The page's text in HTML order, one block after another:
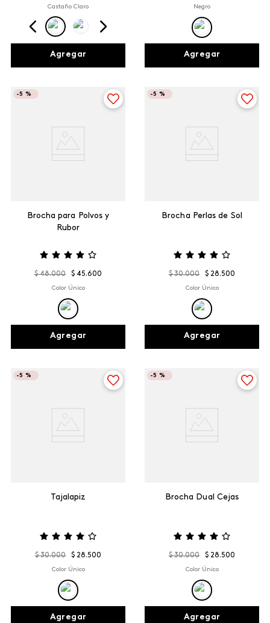
Castaño Claro
Agregar
Negro
Agregar
Brocha para Polvos y
Rubor
-5 %
$ 48.000 $ 45.600
Color Único
Agregar
Brocha Perlas de Sol
-5 %
$ 30.000 $ 28.500
Color Único
Agregar
Tajalapiz
-5 %
$ 30.000 $ 28.500
Color Único
Agregar
Brocha Dual Cejas
-5 %
$ 30.000 $ 28.500
Color Único
Agregar